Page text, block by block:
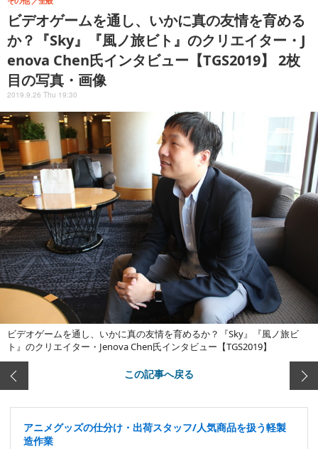
ビデオゲームを通し、いかに真の友情を育める
か？『Sky』『風ノ旅ビト』のクリエイター・J
enova Chen氏インタビュー【TGS2019】 2枚
目の写真・画像
2019.9.26 Thu 19:30
ビデオゲームを通し、いかに真の友情を育めるか？『Sky』『風ノ旅ビ
ト』のクリエイター・Jenova Chen氏インタビュー【TGS2019】
この記事へ戻る
アニメグッズの仕分け・出荷スタッフ/人気商品を扱う軽製
造作業